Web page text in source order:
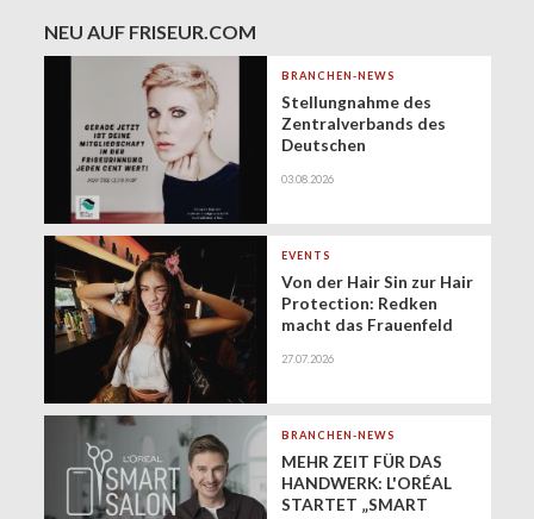
NEU AUF FRISEUR.COM
BRANCHEN-NEWS
Stellungnahme des
Zentralverbands des
Deutschen
Zukunft der
(Minijobs)
03.08.2026
EVENTS
Von der Hair Sin zur Hair
Protection: Redken
macht das Frauenfeld
gesundes Haar
27.07.2026
BRANCHEN-NEWS
MEHR ZEIT FÜR DAS
HANDWERK: L'ORÉAL
STARTET „SMART